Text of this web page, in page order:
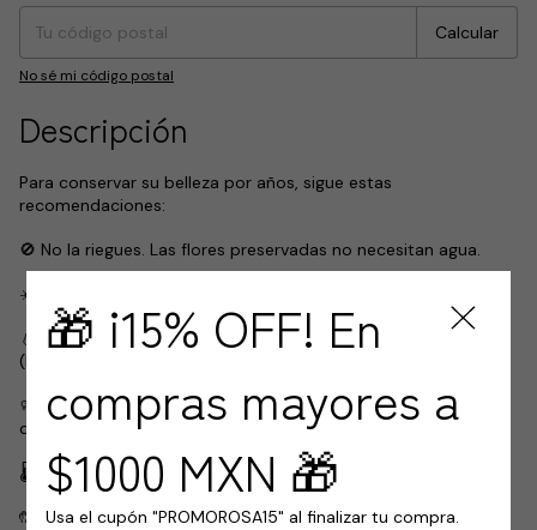
Calcular
No sé mi código postal
Descripción
Para conservar su belleza por años, sigue estas
recomendaciones:
🚫 No la riegues. Las flores preservadas no necesitan agua.
☀️ Evita la luz solar directa, ya que puede alterar su color.
💧 No exponer a la humedad ni a lugares muy húmedos
(baños, exteriores o cocina).
🧼 Limpia el polvo suavemente con una brocha o aire frío a
distancia.
🌡️ Mantenla en interiores, en un ambiente fresco y seco.
🤲 No manipular en exceso, sus pétalos son delicados.
🎁 ¡15% OFF! En
compras mayores a
$1000 MXN 🎁
Usa el cupón "PROMOROSA15" al finalizar tu compra.